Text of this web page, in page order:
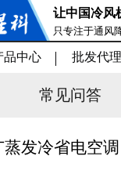
让中国冷风
只专注于通风
务
品中心 批发代理
常见问答
发冷省电空